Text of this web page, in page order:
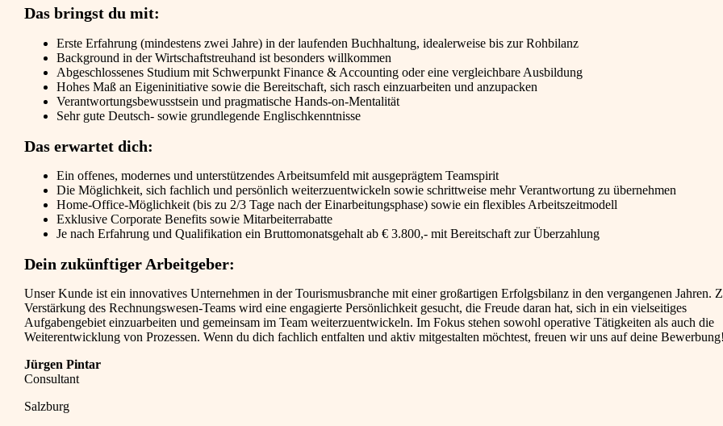
Das bringst du mit:
Erste Erfahrung (mindestens zwei Jahre) in der laufenden Buchhaltung, idealerweise bis zur Rohbilanz
Background in der Wirtschaftstreuhand ist besonders willkommen
Abgeschlossenes Studium mit Schwerpunkt Finance & Accounting oder eine vergleichbare Ausbildung
Hohes Maß an Eigeninitiative sowie die Bereitschaft, sich rasch einzuarbeiten und anzupacken
Verantwortungsbewusstsein und pragmatische Hands-on-Mentalität
Sehr gute Deutsch- sowie grundlegende Englischkenntnisse
Das erwartet dich:
Ein offenes, modernes und unterstützendes Arbeitsumfeld mit ausgeprägtem Teamspirit
Die Möglichkeit, sich fachlich und persönlich weiterzuentwickeln sowie schrittweise mehr Verantwortung zu übernehmen
Home-Office-Möglichkeit (bis zu 2/3 Tage nach der Einarbeitungsphase) sowie ein flexibles Arbeitszeitmodell
Exklusive Corporate Benefits sowie Mitarbeiterrabatte
Je nach Erfahrung und Qualifikation ein Bruttomonatsgehalt ab € 3.800,- mit Bereitschaft zur Überzahlung
Dein zukünftiger Arbeitgeber:
Unser Kunde ist ein innovatives Unternehmen in der Tourismusbranche mit einer großartigen Erfolgsbilanz in den vergangenen Jahren.
Verstärkung des Rechnungswesen-Teams wird eine engagierte Persönlichkeit gesucht, die Freude daran hat, sich in ein vielseitiges
Aufgabengebiet einzuarbeiten und gemeinsam im Team weiterzuentwickeln. Im Fokus stehen sowohl operative Tätigkeiten als auch die
Weiterentwicklung von Prozessen. Wenn du dich fachlich entfalten und aktiv mitgestalten möchtest, freuen wir uns auf deine
Jürgen Pintar
Consultant
Salzburg